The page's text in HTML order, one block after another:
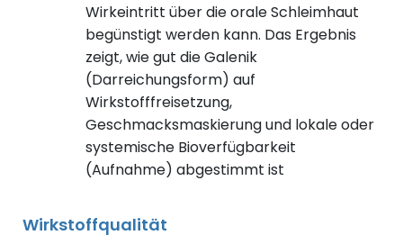
Wirkeintritt über die orale Schleimhaut
begünstigt werden kann. Das Ergebnis
zeigt, wie gut die Galenik
(Darreichungsform) auf
Wirkstofffreisetzung,
Geschmacksmaskierung und lokale oder
systemische Bioverfügbarkeit
(Aufnahme) abgestimmt ist
Wirkstoffqualität